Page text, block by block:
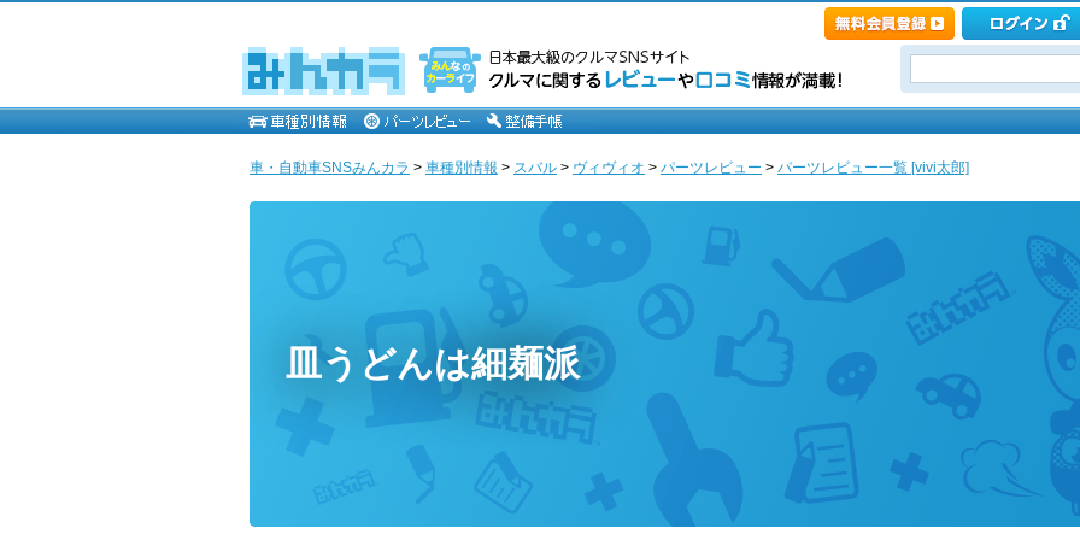
車・自動車SNSみんカラ > 車種別情報 > スバル > ヴィヴィオ > パーツレビュー > パーツレビュー一覧 [vivi太郎]
皿うどんは細麺派